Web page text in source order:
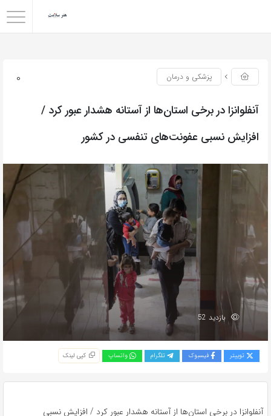
0 پزشکی و درمان
آنفلوانزا در برخی استان‌ها از آستانه هشدار عبور کرد /
افزایش نسبی عفونت‌های تنفسی در کشور
بازدید 52
توییتر فیسبوک تلگرام واتساپ کپی لینک
آنفلوانزا در برخی استان‌ها از آستانه هشدار عبور کرد / افزایش نسبی